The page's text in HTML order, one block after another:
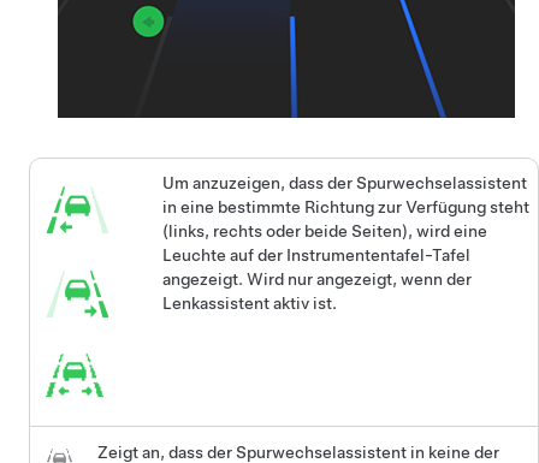
Um anzuzeigen, dass derSpurwechselassistent
in eine bestimmte Richtung zur Verfügung steht
(links, rechts oder beide Seiten), wird eine
Leuchte auf der Instrumententafel-Tafel
angezeigt. Wird nur angezeigt, wenn der
Lenkassistentaktiv ist.
Zeigt an, dass derSpurwechselassistentin keine der